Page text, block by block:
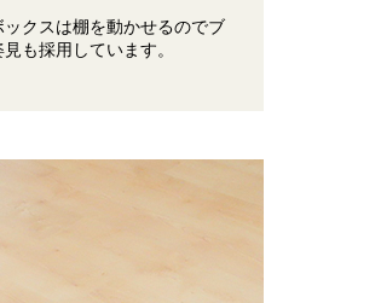
クスは棚を動かせるのでブ
も採用しています。